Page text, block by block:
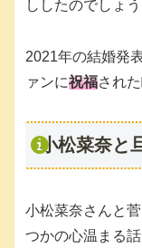
ししたのでしょう
2021年の結婚発
ァンに祝福され
小松菜奈と
小松菜奈さんと
つかの心温まる話